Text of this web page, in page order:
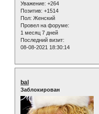
Уважение: +264
Позитив: +1514
Пол: Женский
Провел на форуме:
1 месяц 7 дней
Последний визит:
08-08-2021 18:30:14
bal
Заблокирован